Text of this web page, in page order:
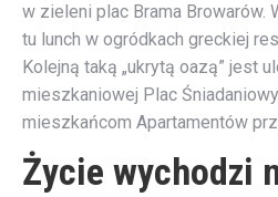
w zieleni plac Brama Browarów.
tu lunch w ogródkach greckiej
Kolejną taką „ukrytą oazą” jest
mieszkaniowej Plac
mieszkańcom Apartamentów
Życie wychodzi